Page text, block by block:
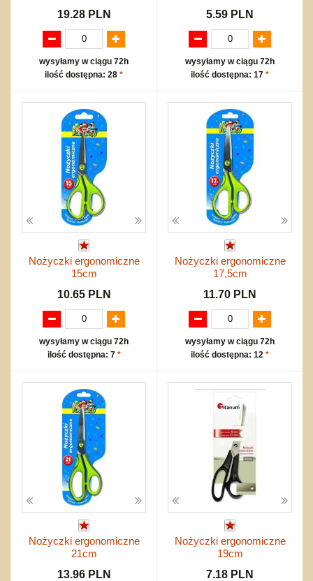
19.28 PLN
wysyłamy w ciągu 72h
ilość dostępna: 28 *
5.59 PLN
wysyłamy w ciągu 72h
ilość dostępna: 17 *
Nożyczki ergonomiczne
15cm
10.65 PLN
wysyłamy w ciągu 72h
ilość dostępna: 7 *
Nożyczki ergonomiczne
17,5cm
11.70 PLN
wysyłamy w ciągu 72h
ilość dostępna: 12 *
Nożyczki ergonomiczne
21cm
13.96 PLN
Nożyczki ergonomiczne
19cm
7.18 PLN